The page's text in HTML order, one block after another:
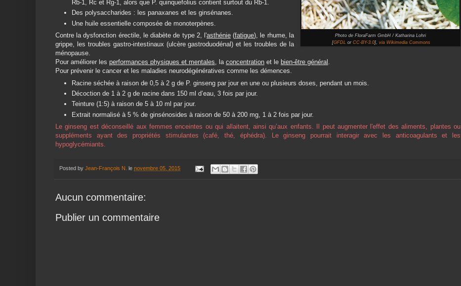
Photo de FloraFarm GmbH / Katharina Lohri
[GFDL or CC-BY-3.0], via Wikimedia Commons
Rb-1, Rc et Rg-1, alors que P. quinquefolius contient surtout du Rb-1.
Des polysaccharides : les panaxanes et les ginsénanes.
Une huile essentielle composée de monoterpènes.
Contre la dysfonction érectile, le diabète de type 2, l'asthénie(fatigue), le rhume, la
grippe, les troubles gastro-intestinaux (ulcère gastroduodénal) et les troubles de la
ménopause.
Pour améliorer les performances physiques et mentales, la concentration et le bien-être général .
Pour prévenir le cancer et les maladies neurodégénératives comme les démences.
Racine séchée à raison de 0,5 à 2 g de P. ginseng par jour en une ou plusieurs doses, pendant un mois.
Décoction de 1 à 2 g de racine dans 150 ml d’eau, 3 fois par jour.
Teinture (1:5) à raison de 5 à 10 ml par jour.
Extrait normalisé à 5 % de ginsénosides à raison de 50 à 200 mg, 1 à 2 fois par jour.
Le ginseng est déconseillé aux femmes enceintes ou qui allaitent, ainsi qu’aux enfants. Il peut augmenter l'effet des aliments, plantes ou
suppléments ayant des propriétés stimulantes (café, thé, éphédra). Le ginseng pourrait interagir avec les anticoagulants et les
hypoglycémiants.
Posted by Jean-François N. le novembre 05, 2015
Aucun commentaire:
Publier un commentaire